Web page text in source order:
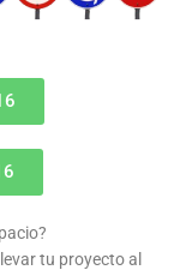
tu proyecto al